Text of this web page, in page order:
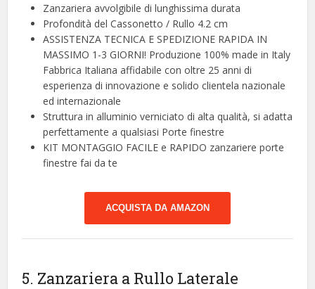
Zanzariera avvolgibile di lunghissima durata
Profondità del Cassonetto / Rullo 4.2 cm
ASSISTENZA TECNICA E SPEDIZIONE RAPIDA IN
MASSIMO 1-3 GIORNI! Produzione 100% made in Italy
Fabbrica Italiana affidabile con oltre 25 anni di
esperienza di innovazione e solido clientela nazionale
ed internazionale
Struttura in alluminio verniciato di alta qualità, si adatta
perfettamente a qualsiasi Porte finestre
KIT MONTAGGIO FACILE e RAPIDO zanzariere porte
finestre fai da te
ACQUISTA DA AMAZON
5. Zanzariera a Rullo Laterale